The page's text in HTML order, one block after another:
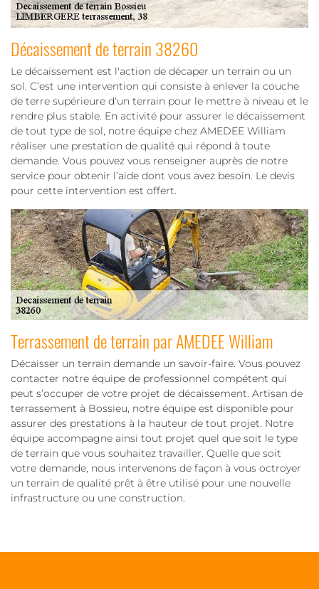
Décaissement de terrain 38260
Le décaissement est l'action de décaper un terrain ou un
sol. C’est une intervention qui consiste à enlever la couche
de terre supérieure d'un terrain pour le mettre à niveau et le
rendre plus stable. En activité pour assurer le décaissement
de tout type de sol, notre équipe chez AMEDEE William
réaliser une prestation de qualité qui répond à toute
demande. Vous pouvez vous renseigner auprès de notre
service pour obtenir l’aide dont vous avez besoin. Le devis
pour cette intervention est offert.
Terrassement de terrain par AMEDEE William
Décaisser un terrain demande un savoir-faire. Vous pouvez
contacter notre équipe de professionnel compétent qui
peut s’occuper de votre projet de décaissement. Artisan de
terrassement à Bossieu, notre équipe est disponible pour
assurer des prestations à la hauteur de tout projet. Notre
équipe accompagne ainsi tout projet quel que soit le type
de terrain que vous souhaitez travailler. Quelle que soit
votre demande, nous intervenons de façon à vous octroyer
un terrain de qualité prêt à être utilisé pour une nouvelle
infrastructure ou une construction.